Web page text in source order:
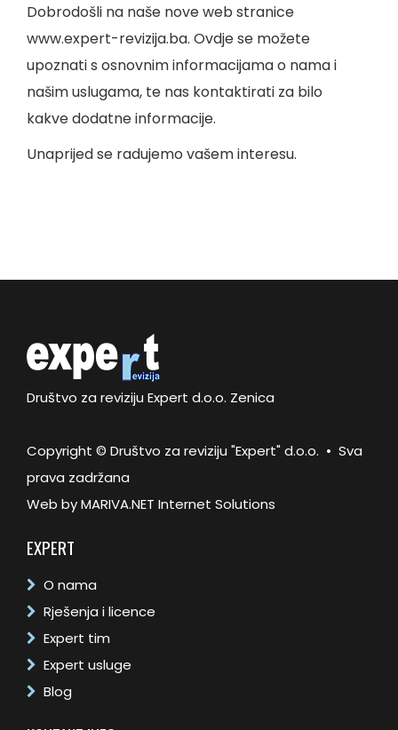
Dobrodošli na naše nove web stranice
www.expert-revizija.ba. Ovdje se možete
upoznati s osnovnim informacijama o nama i
našim uslugama, te nas kontaktirati za bilo
kakve dodatne informacije.
Unaprijed se radujemo vašem interesu.
Društvo za reviziju Expert d.o.o. Zenica
Copyright © Društvo za reviziju "Expert" d.o.o. • Sva
prava zadržana
Web byMARIVA.NET Internet Solutions
EXPERT
O nama
Rješenja i licence
Expert tim
Expert usluge
Blog